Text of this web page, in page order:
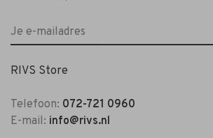
RIVS Store
Telefoon: 072-721 0960
E-mail: info@rivs.nl